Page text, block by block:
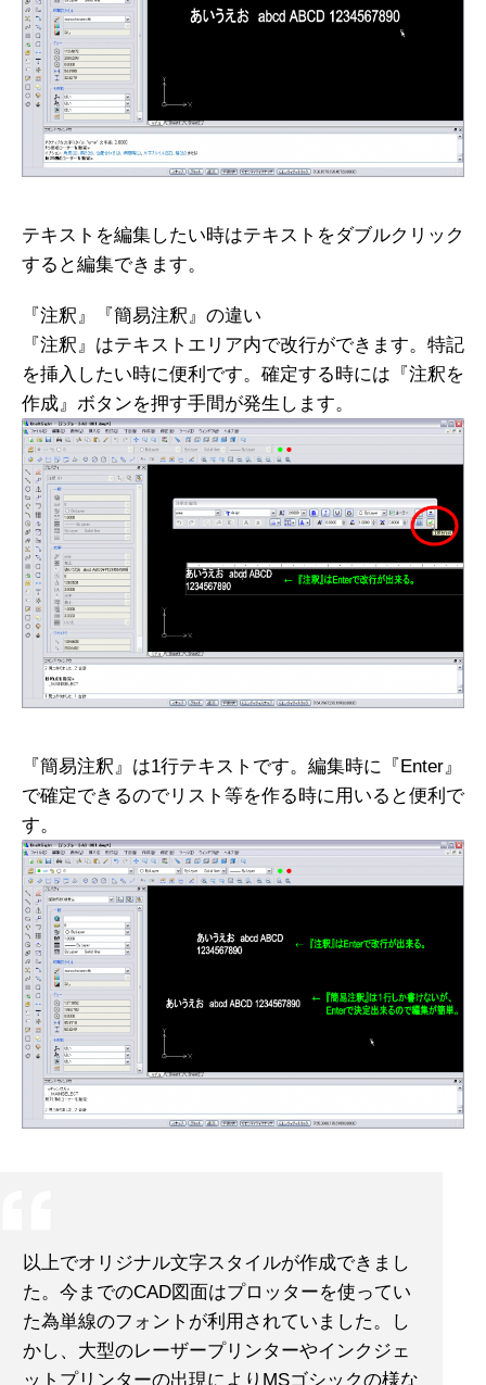
テキストを編集したい時はテキストをダブルクリック
すると編集できます。
『注釈』『簡易注釈』の違い
『注釈』はテキストエリア内で改行ができます。特記
を挿入したい時に便利です。確定する時には『注釈を
作成』ボタンを押す手間が発生します。
『簡易注釈』は1行テキストです。編集時に『Enter』
で確定できるのでリスト等を作る時に用いると便利で
す。
以上でオリジナル文字スタイルが作成できまし
た。今までのCAD図面はプロッターを使ってい
た為単線のフォントが利用されていました。し
かし、大型のレーザープリンターやインクジェ
ットプリンターの出現によりMSゴシックの様な